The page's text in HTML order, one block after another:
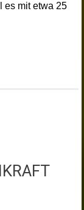
es mit etwa 25